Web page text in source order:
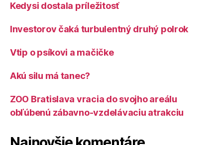
Kedysi dostala príležitosť
Investorov čaká turbulentný druhý polrok
Vtip o psíkovi a mačičke
Akú silu má tanec?
ZOO Bratislava vracia do svojho areálu
obľúbenú zábavno-vzdelávaciu atrakciu